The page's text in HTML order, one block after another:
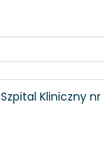
Kliniczny nr